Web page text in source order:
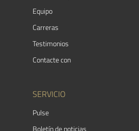
Equipo
Carreras
Testimonios
Contacte con
SERVICIO
Pulse
Boletín de noticias